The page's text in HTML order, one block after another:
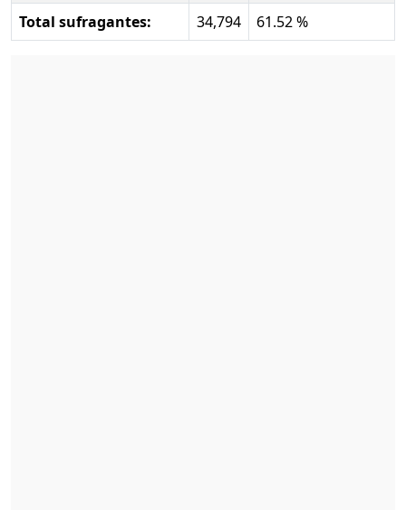
Total sufragantes:
34,794 61.52 %